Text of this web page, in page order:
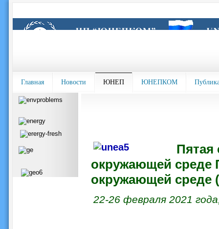
Главная Новости ЮНЕП ЮНЕПКОМ
Пятая
окружающей среде
окружающей
22-26 февраля 2021